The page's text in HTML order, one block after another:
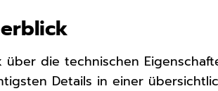
die technischen
Details in einer